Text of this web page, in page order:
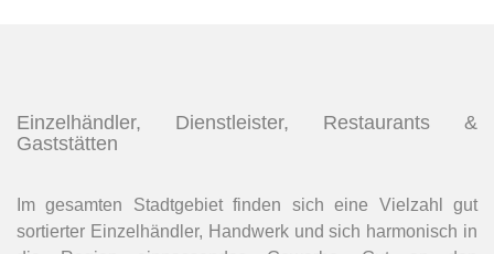
Einzelhändler, Dienstleister, Restaurants &
Gaststätten
Im gesamten Stadtgebiet finden sich eine Vielzahl gut
sortierter Einzelhändler, Handwerk und sich harmonisch in